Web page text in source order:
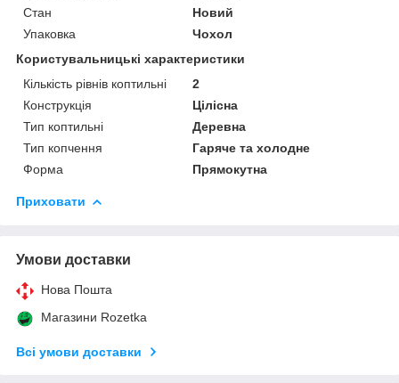
Стан
Новий
Упаковка
Чохол
Користувальницькі характеристики
Кількість рівнів коптильні
2
Конструкція
Цілісна
Тип коптильні
Деревна
Тип копчення
Гаряче та холодне
Форма
Прямокутна
Приховати
Умови доставки
Нова Пошта
Магазини Rozetka
Всі умови доставки